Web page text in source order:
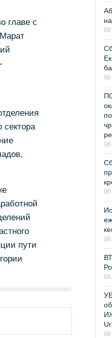
главе с
сектора
пути
06
06
06
06
06
06
06